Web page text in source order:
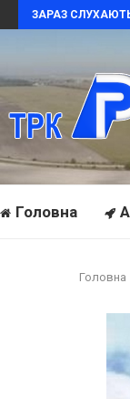
ЗАРАЗ
Головна
Головна